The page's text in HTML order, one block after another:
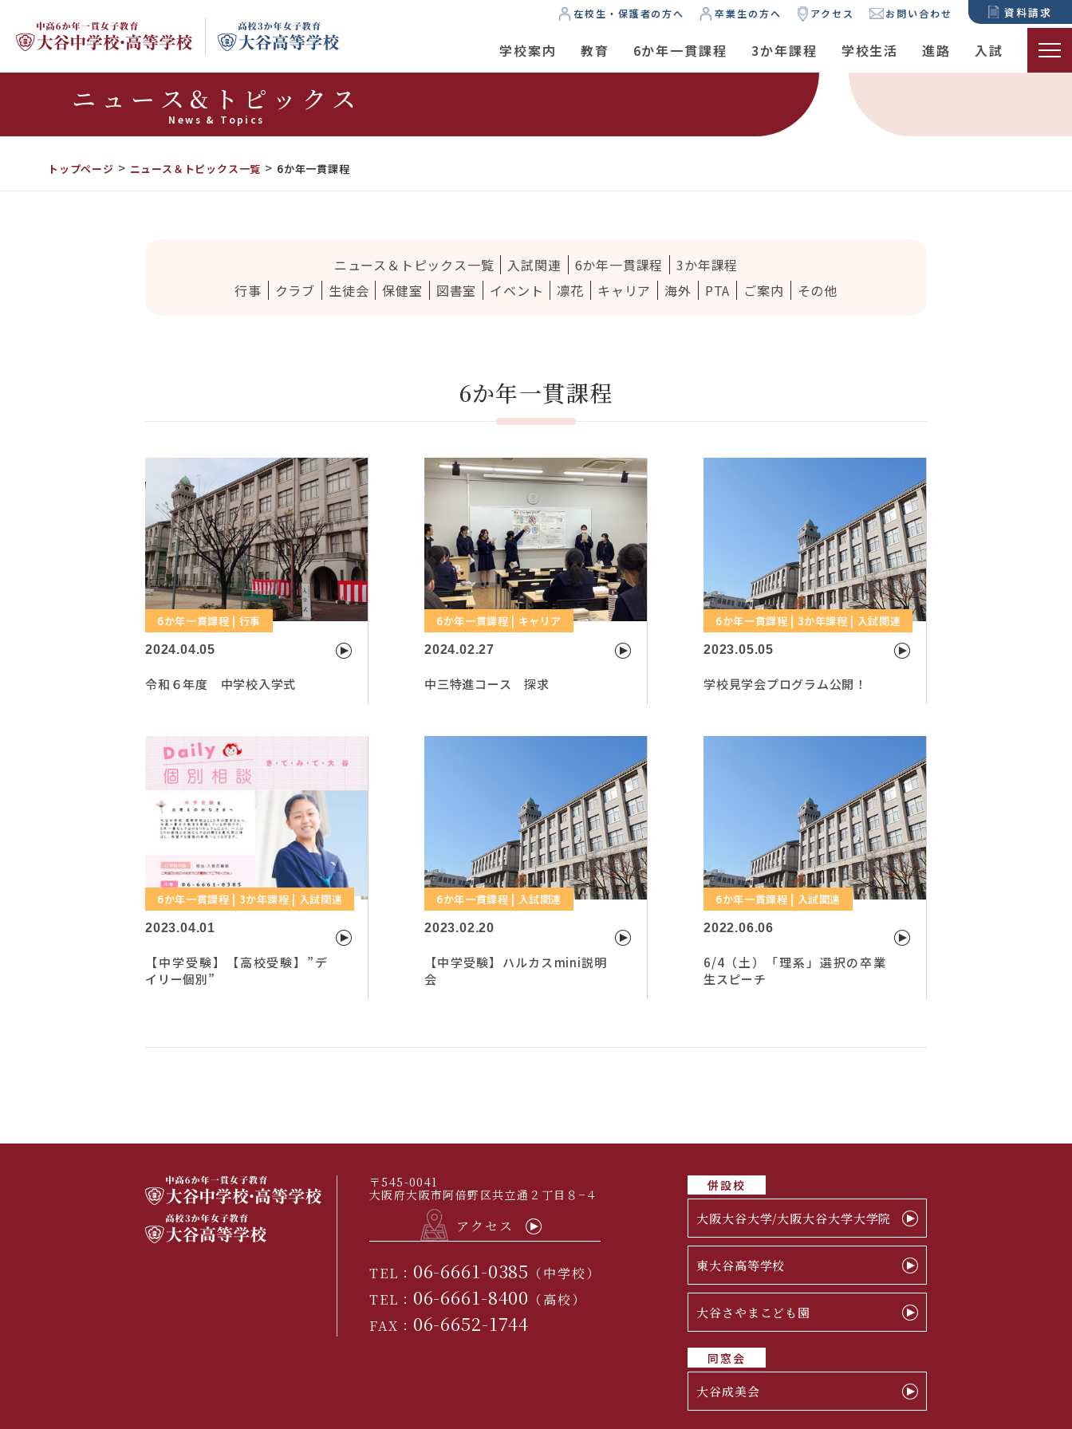
在校生・保護者の方へ 卒業生の方へ アクセス お問い合わせ 資料請求
学校案内 教育 6か年一貫課程 3か年課程 学校生活 進路 入試
ニュース&トピックス
News & Topics
トップページ ニュース＆トピックス一覧 6か年一貫課程
ニュース＆トピックス一覧 入試関連 6か年一貫課程
3か年課程
行事
クラブ 生徒会 保健室 図書室 イベント 凛花 キャリア 海外 PTA ご案内 その他
6か年一貫課程
6か年一貫課程 | 行事
2024.04.05
令和６年度 中学校入学式
6か年一貫課程 | キャリア
2024.02.27
中三特進コース 探求
6か年一貫課程 | 3か年課程 | 入試関連
2023.05.05
学校見学会プログラム公開！
6か年一貫課程 | 3か年課程 | 入試関連
2023.04.01
【中学受験】【高校受験】”デ
イリー個別”
6か年一貫課程 | 入試関連
2023.02.20
【中学受験】ハルカスmini説明
会
6か年一貫課程 | 入試関連
2022.06.06
6/4（土）「理系」選択の卒業
生スピーチ
〒545-0041
大阪府大阪市阿倍野区共立通２丁目８−４
アクセス
TEL： 06-6661-0385 （中学校）
TEL： 06-6661-8400 （高校）
FAX： 06-6652-1744
併設校
大阪大谷大学/大阪大谷大学大学院
東大谷高等学校
大谷さやまこども園
同窓会
大谷成美会